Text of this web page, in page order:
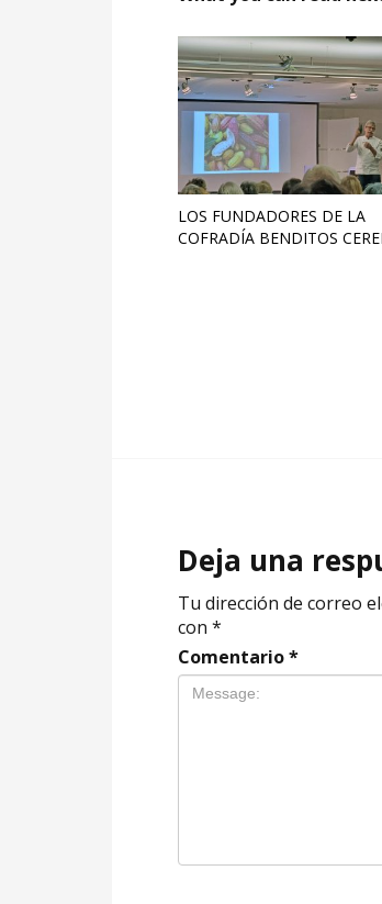
LOS FUNDADORES DE LA
COFRADÍA BENDITOS
Deja una
Tu dirección de correo
con *
Comentario*